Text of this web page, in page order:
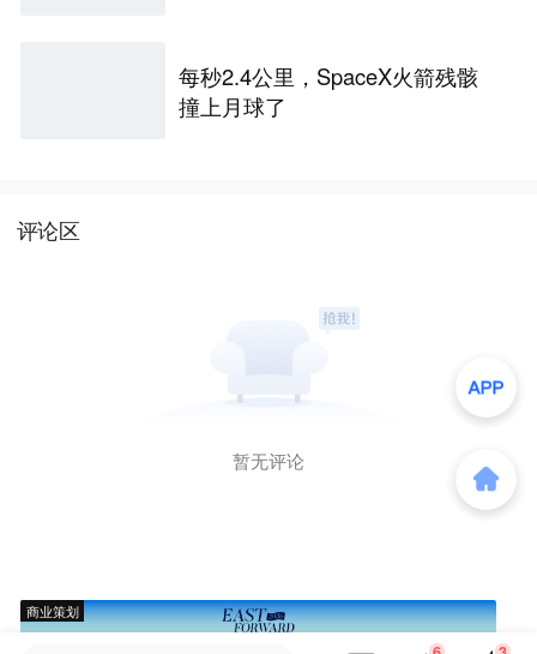
每秒2.4公里，SpaceX火箭残骸
撞上月球了
评论区
暂无评论
商业策划